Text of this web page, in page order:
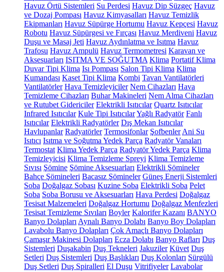
Havuz Örtü Sistemleri Su Perdesi Havuz Dip Süzgeç Havuz
ve Dozaj Pompası Havuz Kimyasalları Havuz Temizlik
Ekipmanları Havuz Süpürge Hortumu Havuz Kepçesi Havuz
Robotu Havuz Süpürgesi ve Fırçası Havuz Merdiveni Havuz
Duşu ve Masaj Jeti Havuz Aydınlatma ve Isıtma Havuz
Trafosu Havuz Ampulü Havuz Termometresi Karavan ve
Aksesuarları ISITMA VE SOĞUTMA Klima Portatif Klima
Duvar Tipi Klima Isı Pompası Salon Tipi Klima Klima
Kumandası Kaset Tipi Klima Kombi Tavan Vantilatörleri
Vantilatörler Hava Temizleyiciler Nem Cihazları Hava
Temizleme Cihazları Buhar Makineleri Nem Alma Cihazları
ve Rutubet Gidericiler Elektrikli Isıtıcılar Quartz Isıtıcılar
Infrared Isıtıcılar Kule Tipi IsıtıcılarYağlı Radyatör Fanlı
Isıtıcılar Elektrikli Radyatörler Dış Mekan Isıtıcılar
Havlupanlar Radyatörler Termosifonlar Şofbenler Ani Su
Isıtıcı Isıtma ve Soğutma Yedek Parça Radyatör Vanaları
Termostat Klima Yedek Parça Radyatör Yedek Parça Klima
Temizleyicisi Klima Temizleme Spreyi Klima Temizleme
Sıvısı Şömine Şömine Aksesuarları Elektrikli Şömineler
Bahçe Şömineleri Bacasız Şömineler Güneş Enerji Sistemleri
Soba Doğalgaz Sobası Kuzine Soba Elektrikli Soba Pelet
Soba Soba Borusu ve Aksesuarları Hava Perdesi Doğalgaz
Tesisat Malzemeleri Doğalgaz Hortumu Doğalgaz Menfezleri
Tesisat Temizleme Sıvıları Boyler Kalorifer Kazanı BANYO
Banyo Dolapları Aynalı Banyo Dolabı Banyo Boy Dolapları
Lavabolu Banyo Dolapları Çok Amaçlı Banyo Dolapları
Çamaşır Makinesi Dolapları Ecza Dolabı Banyo Rafları Duş
Sistemleri Duşakabin Duş Tekneleri Jakuziler Küvet Duş
Setleri Duş Sistemleri Duş Başlıkları Duş Kolonları Sürgülü
Duş Setleri Duş Spiralleri El Duşu Vitrifiyeler Lavabolar